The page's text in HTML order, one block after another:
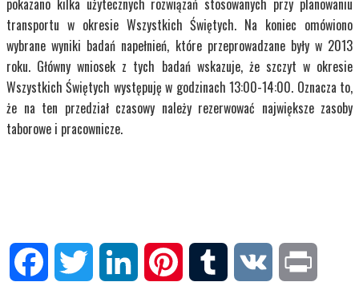
pokazano kilka użytecznych rozwiązań stosowanych przy planowaniu
transportu w okresie Wszystkich Świętych. Na koniec omówiono
wybrane wyniki badań napełnień, które przeprowadzane były w 2013
roku. Główny wniosek z tych badań wskazuje, że szczyt w okresie
Wszystkich Świętych występuję w godzinach 13:00-14:00. Oznacza to,
że na ten przedział czasowy należy rezerwować największe zasoby
taborowe i pracownicze.
Facebook Twitter LinkedIn Pinterest Tumblr VK